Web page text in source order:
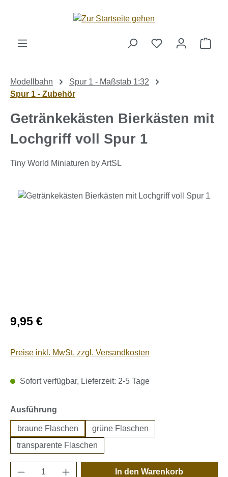
Zum Hauptinhalt springen
Modellbahn
Spur 1 - Maßstab 1:32
Spur 1 - Zubehör
Getränkekästen Bierkästen mit
Lochgriff voll Spur 1
Tiny World Miniaturen by ArtSL
Bildergalerie überspringen
Regulärer Preis:
9,95 €
Preise inkl. MwSt. zzgl. Versandkosten
Sofort verfügbar, Lieferzeit: 2-5 Tage
Ausführung
braune Flaschen
grüne Flaschen
transparente Flaschen
Produkt Anzahl: Gib den gewünschten
In den Warenkorb